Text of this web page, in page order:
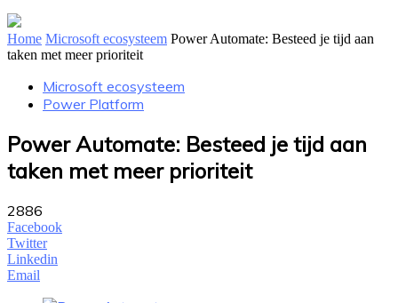
Home Microsoft ecosysteem Power Automate: Besteed je tijd aan
taken met meer prioriteit
Microsoft ecosysteem
Power Platform
Power Automate: Besteed je tijd aan
taken met meer prioriteit
2886
Facebook
Twitter
Linkedin
Email